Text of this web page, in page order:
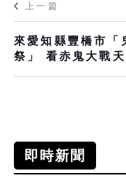
上一篇
來愛知縣豐橋市「
祭」 看赤鬼大戰天
即時新聞